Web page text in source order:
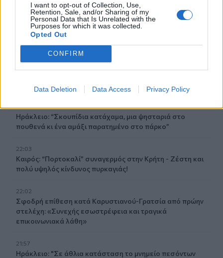
I want to opt-out of Collection, Use,
Retention, Sale, and/or Sharing of my
Personal Data that Is Unrelated with the
Purposes for which it was collected.
Opted Out
CONFIRM
Data Deletion Data Access Privacy Policy
22:39
Βρετανία: Κατά συρροή δολοφόνος καταδικάστηκε για
δύο δολοφονίες γυναικών - Η συγγνώμη από την
22:32
Παιδείας, για το στεγαστικό επίδομα των φοιτητών
22:22
Ηράκλειο: “Σκουπίδια κατάχαμα, μια ψησταριά στο
πουθενά κι ένα αμάξι παρατημένο στο πάρκο”
22:03
Καιρός: “Πορτοκαλί” συναγερμός στην Κρήτη - Ζέστη και
πολύ υψηλός κίνδυνος πυρκαγιάς!
22:02
Σφοδρή επίθεση κατά Καρυστιανού-Γρατσία από πρώην
στελέχη: «Συνεχής εσωστρέφεια και τραγικά
επικοινωνιακά λάθη»
21:57
Ηράκλειο: "Σε άθλια κατάσταση το μνημείο πεσόντων